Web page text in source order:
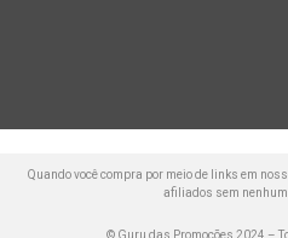
Quando você compra por meio de links em
afiliados sem nenhum
© Guru das Promoções 2024 –